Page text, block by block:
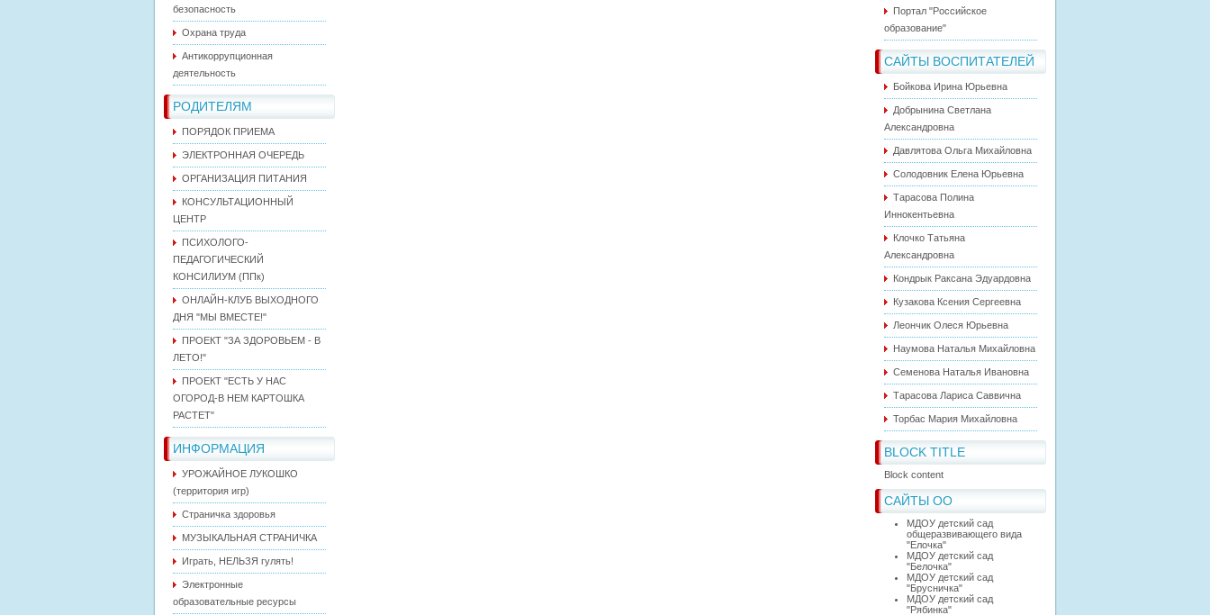
безопасность
Охрана труда
Антикоррупционная
деятельность
РОДИТЕЛЯМ
ПОРЯДОК ПРИЕМА
ЭЛЕКТРОННАЯ ОЧЕРЕДЬ
ОРГАНИЗАЦИЯ ПИТАНИЯ
КОНСУЛЬТАЦИОННЫЙ
ЦЕНТР
ПСИХОЛОГО-
ПЕДАГОГИЧЕСКИЙ
КОНСИЛИУМ (ППк)
ОНЛАЙН-КЛУБ ВЫХОДНОГО
ДНЯ "МЫ ВМЕСТЕ!"
ПРОЕКТ "ЗА ЗДОРОВЬЕМ - В
ЛЕТО!"
ПРОЕКТ "ЕСТЬ У НАС
ОГОРОД-В НЕМ КАРТОШКА
РАСТЕТ"
ИНФОРМАЦИЯ
УРОЖАЙНОЕ ЛУКОШКО
(территория игр)
Страничка здоровья
МУЗЫКАЛЬНАЯ СТРАНИЧКА
Играть, НЕЛЬЗЯ гулять!
Электронные
образовательные ресурсы
Портал "Российское
образование"
САЙТЫ ВОСПИТАТЕЛЕЙ
Бойкова Ирина Юрьевна
Добрынина Светлана
Александровна
Давлятова Ольга Михайловна
Солодовник Елена Юрьевна
Тарасова Полина
Иннокентьевна
Клочко Татьяна
Александровна
Кондрык Раксана Эдуардовна
Кузакова Ксения Сергеевна
Леончик Олеся Юрьевна
Наумова Наталья Михайловна
Семенова Наталья Ивановна
Тарасова Лариса Саввична
Торбас Мария Михайловна
BLOCK TITLE
Block content
САЙТЫ ОО
МДОУ детский сад
общеразвивающего вида
"Елочка"
МДОУ детский сад
"Белочка"
МДОУ детский сад
"Брусничка"
МДОУ детский сад
"Рябинка"